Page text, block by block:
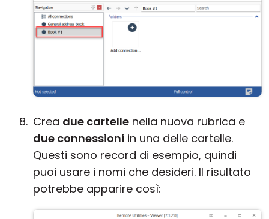
Crea due cartelle nella nuova rubrica e
due connessioni in una delle cartelle.
Questi sono record di esempio, quindi
puoi usare i nomi che desideri. Il risultato
potrebbe apparire così: